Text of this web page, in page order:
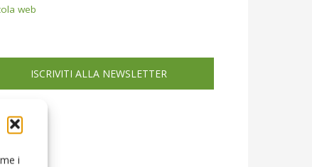
i
web
ISCRIVITI ALLA NEWSLETTER